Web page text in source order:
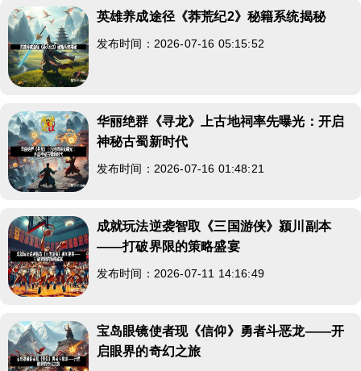
英雄养成途径《莽荒纪2》秘籍系统揭秘
发布时间：2026-07-16 05:15:52
华丽绝群《寻龙》上古地祠率先曝光：开启
神秘古蜀新时代
发布时间：2026-07-16 01:48:21
成就玩法逆袭智取《三国游侠》颍川副本
——打破界限的策略盛宴
发布时间：2026-07-11 14:16:49
宝岛眼镜使者现《信仰》勇者斗恶龙——开
启眼界的奇幻之旅